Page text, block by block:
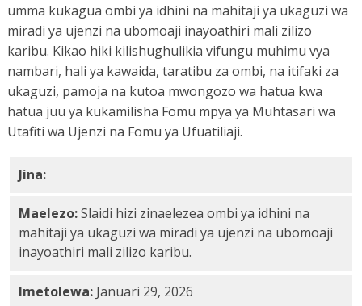
umma kukagua ombi ya idhini na mahitaji ya ukaguzi wa
miradi ya ujenzi na ubomoaji inayoathiri mali zilizo
karibu. Kikao hiki kilishughulikia vifungu muhimu vya
nambari, hali ya kawaida, taratibu za ombi, na itifaki za
ukaguzi, pamoja na kutoa mwongozo wa hatua kwa
hatua juu ya kukamilisha Fomu mpya ya Muhtasari wa
Utafiti wa Ujenzi na Fomu ya Ufuatiliaji.
Jina:Karibu mali ulinzi webinar slides PDF
Maelezo:Slaidi hizi zinaelezea ombi ya idhini na
mahitaji ya ukaguzi wa miradi ya ujenzi na ubomoaji
inayoathiri mali zilizo karibu.
Imetolewa: Januari 29, 2026